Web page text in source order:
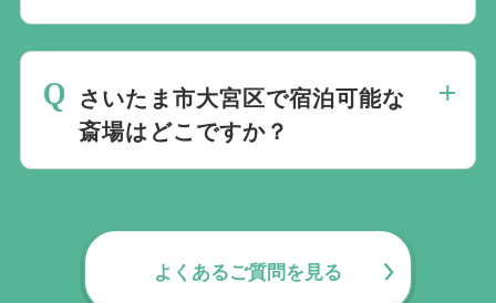
してご利用いただけます。
用ページ
にてご確認いただけます。
当社では1220の斎場と提携しています。
をご案内します。
さいたま市大宮区で宿泊可能な
斎場はどこですか？
いただけます。
よくあるご質問を見る